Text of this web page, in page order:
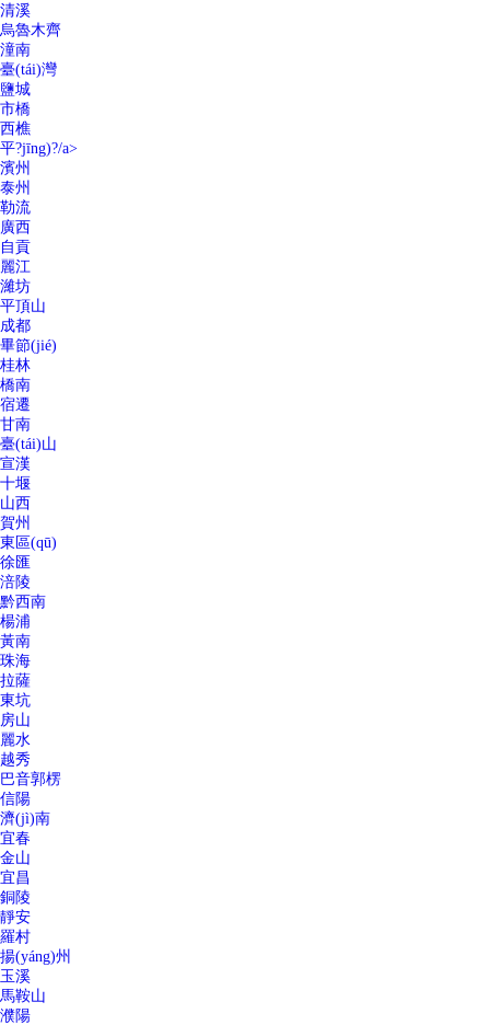
清溪
烏魯木齊
潼南
臺(tái)灣
鹽城
市橋
西樵
平?jīng)?/a>
濱州
泰州
勒流
廣西
自貢
麗江
濰坊
平頂山
成都
畢節(jié)
桂林
橋南
宿遷
甘南
臺(tái)山
宣漢
十堰
山西
賀州
東區(qū)
徐匯
涪陵
黔西南
楊浦
黃南
珠海
拉薩
東坑
房山
麗水
越秀
巴音郭楞
信陽
濟(jì)南
宜春
金山
宜昌
銅陵
靜安
羅村
揚(yáng)州
玉溪
馬鞍山
濮陽